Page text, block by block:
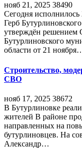
нояб 21, 2025 38490
Сегодня исполнилось
Герб
утверждён решением
Бутурлиновского
области от 21
Строительство,
СВО
нояб 17, 2025 38672
В Бутурлиновке
жителей В районе
направленных на
бутурлиновцев. На
Александр…